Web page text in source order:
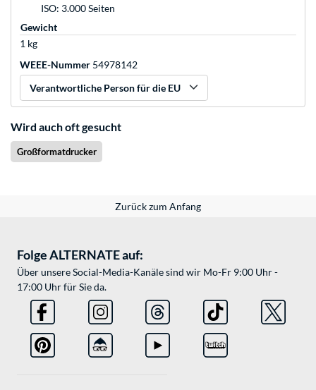
ISO: 3.000 Seiten
Gewicht
1 kg
WEEE-Nummer 54978142
Verantwortliche Person für die EU
Wird auch oft gesucht
Großformatdrucker
Zurück zum Anfang
Folge ALTERNATE auf:
Über unsere Social-Media-Kanäle sind wir Mo-Fr 9:00 Uhr -
17:00 Uhr für Sie da.